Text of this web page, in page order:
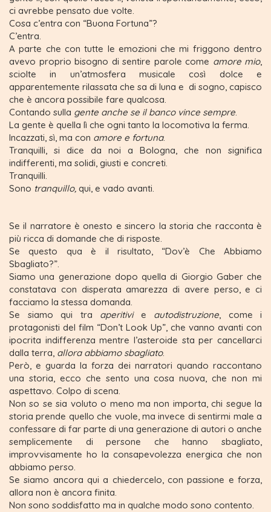
ci avrebbe pensato due volte.
Cosa c’entra con “Buona Fortuna”?
C’entra.
A parte che con tutte le emozioni che mi friggono dentro
avevo proprio bisogno di sentire parole come amore mio,
sciolte in un’atmosfera musicale così dolce e
apparentemente rilassata che sa di luna e di sogno, capisco
che è ancora possibile fare qualcosa.
Contando sulla gente anche se il banco vince sempre.
La gente è quella lì che ogni tanto la locomotiva la ferma.
Incazzati, sì, ma con amore e fortuna.
Tranquilli, si dice da noi a Bologna, che non significa
indifferenti, ma solidi, giusti e concreti.
Tranquilli.
Sono tranquillo, qui, e vado avanti.
Se il narratore è onesto e sincero la storia che racconta è
più ricca di domande che di risposte.
Se questo qua è il risultato, “Dov’è Che Abbiamo
Sbagliato?”.
Siamo una generazione dopo quella di Giorgio Gaber che
constatava con disperata amarezza di avere perso, e ci
facciamo la stessa domanda.
Se siamo qui tra aperitivi e autodistruzione, come i
protagonisti del film “Don’t Look Up”, che vanno avanti con
ipocrita indifferenza mentre l’asteroide sta per cancellarci
dalla terra, allora abbiamo sbagliato.
Però, e guarda la forza dei narratori quando raccontano
una storia, ecco che sento una cosa nuova, che non mi
aspettavo. Colpo di scena.
Non so se sia voluto o meno ma non importa, chi segue la
storia prende quello che vuole, ma invece di sentirmi male a
confessare di far parte di una generazione di autori o anche
semplicemente di persone che hanno sbagliato,
improvvisamente ho la consapevolezza energica che non
abbiamo perso.
Se siamo ancora qui a chiedercelo, con passione e forza,
allora non è ancora finita.
Non sono soddisfatto ma in qualche modo sono contento.